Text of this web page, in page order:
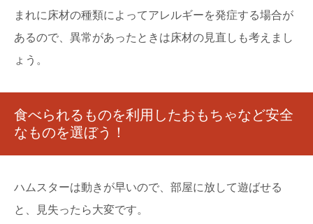
まれに床材の種類によってアレルギーを発症する場合が
あるので、異常があったときは床材の見直しも考えまし
ょう。
食べられるものを利用したおもちゃなど安全
なものを選ぼう！
ハムスターは動きが早いので、部屋に放して遊ばせる
と、見失ったら大変です。